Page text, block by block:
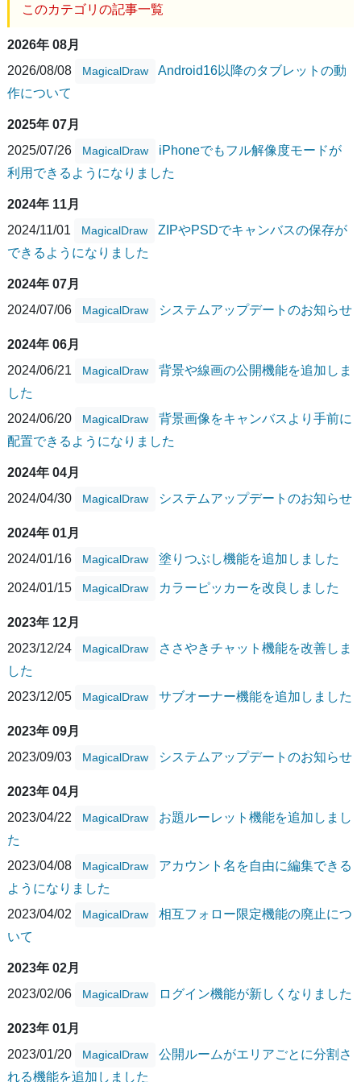
このカテゴリの記事一覧
2026年 08月
2026/08/08
MagicalDraw
Android16以降のタブレットの動
作について
2025年 07月
2025/07/26
MagicalDraw
iPhoneでもフル解像度モードが
利用できるようになりました
2024年 11月
2024/11/01
MagicalDraw
ZIPやPSDでキャンバスの保存が
できるようになりました
2024年 07月
2024/07/06
MagicalDraw システムアップデートのお知らせ
2024年 06月
2024/06/21
MagicalDraw
背景や線画の公開機能を追加しま
した
2024/06/20
MagicalDraw
背景画像をキャンバスより手前に
配置できるようになりました
2024年 04月
2024/04/30
MagicalDraw システムアップデートのお知らせ
2024年 01月
2024/01/16
MagicalDraw 塗りつぶし機能を追加しました
2024/01/15 MagicalDraw カラーピッカーを改良しました
2023年 12月
2023/12/24
MagicalDraw
ささやきチャット機能を改善しま
した
2023/12/05
MagicalDraw サブオーナー機能を追加しました
2023年 09月
2023/09/03
MagicalDraw システムアップデートのお知らせ
2023年 04月
2023/04/22
MagicalDraw
お題ルーレット機能を追加しまし
た
2023/04/08
MagicalDraw
アカウント名を自由に編集できる
ようになりました
2023/04/02
MagicalDraw
相互フォロー限定機能の廃止につ
いて
2023年 02月
2023/02/06
MagicalDraw ログイン機能が新しくなりました
2023年 01月
2023/01/20
MagicalDraw
公開ルームがエリアごとに分割さ
れる機能を追加しました